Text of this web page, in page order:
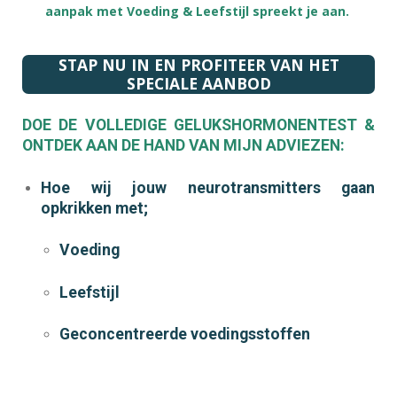
aanpak met Voeding & Leefstijl spreekt je aan.
STAP NU IN EN PROFITEER VAN HET
SPECIALE AANBOD
DOE DE VOLLEDIGE GELUKSHORMONENTEST &
ONTDEK AAN DE HAND VAN MIJN ADVIEZEN:
Hoe wij jouw neurotransmitters gaan
opkrikken met;
Voeding
Leefstijl
Geconcentreerde voedingsstoffen